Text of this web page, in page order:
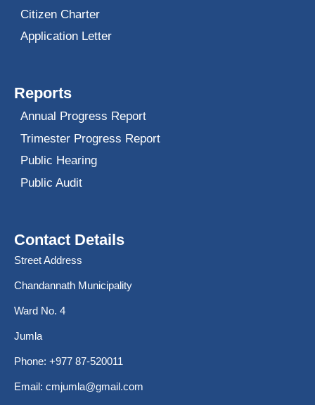
Citizen Charter
Application Letter
Reports
Annual Progress Report
Trimester Progress Report
Public Hearing
Public Audit
Contact Details
Street Address
Chandannath Municipality
Ward No. 4
Jumla
Phone: +977 87-520011
Email: cmjumla@gmail.com